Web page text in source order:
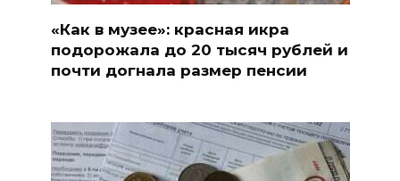
«Как в музее»: красная икра
подорожала до 20 тысяч рублей и
почти догнала размер пенсии